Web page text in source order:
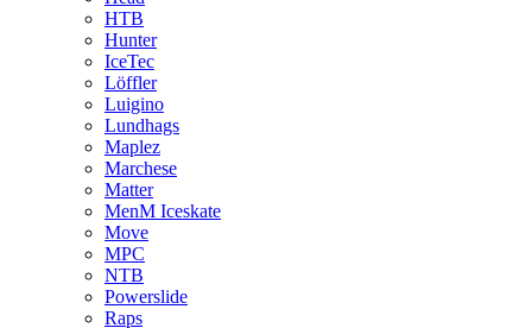
HTB
Hunter
IceTec
Löffler
Luigino
Lundhags
Maplez
Marchese
Matter
MenM Iceskate
Move
MPC
NTB
Powerslide
Raps